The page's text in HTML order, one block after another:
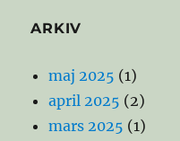
ARKIV
maj 2025 (1)
april 2025 (2)
mars 2025 (1)